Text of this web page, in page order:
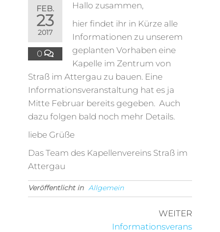
FEB.
23
2017
0
Hallo zusammen,
hier findet ihr in Kürze alle
Informationen zu unserem
geplanten Vorhaben eine
Kapelle im Zentrum von
Straß im Attergau zu bauen. Eine
Informationsveranstaltung hat es ja
Mitte Februar bereits gegeben. Auch
dazu folgen bald noch mehr Details.
liebe Grüße
Das Team des Kapellenvereins Straß im
Attergau
Veröffentlicht in Allgemein
WEITER
Informationsverans